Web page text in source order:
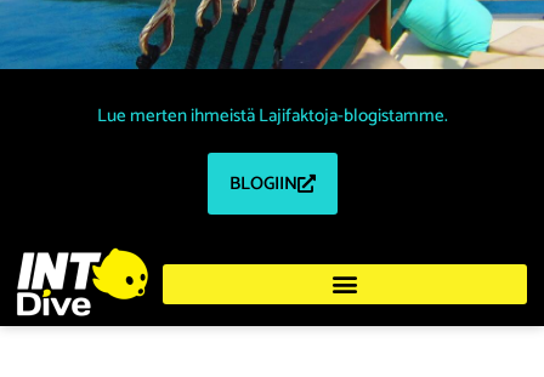
Lue merten ihmeistä Lajifaktoja-blogistamme.
BLOGIIN